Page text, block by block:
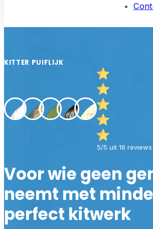
KITTER PUIFLIJK
5/5 uit 16 reviews
Voor wie geen
neemt met
perfect kitwerk